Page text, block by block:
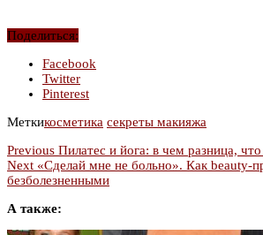
Поделиться:
Facebook
Twitter
Pinterest
Меткикосметика секреты макияжа
Previous Пилатес и йога: в чем разница,
Next «Сделай мне не больно». Как beauty-
безболезненными
А также: